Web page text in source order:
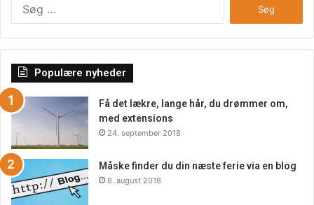
Populære nyheder
Få det lækre, lange hår, du drømmer om,
med extensions
24. september 2018
Måske finder du din næste ferie via en blog
8. august 2018